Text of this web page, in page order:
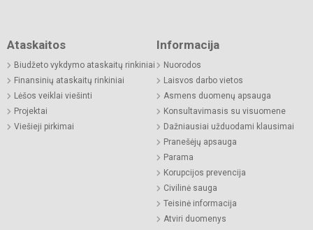
Ataskaitos
Biudžeto vykdymo ataskaitų rinkiniai
Finansinių ataskaitų rinkiniai
Lėšos veiklai viešinti
Projektai
Viešieji pirkimai
Informacija
Nuorodos
Laisvos darbo vietos
Asmens duomenų apsauga
Konsultavimasis su visuomene
Dažniausiai užduodami klausimai
Pranešėjų apsauga
Parama
Korupcijos prevencija
Civilinė sauga
Teisinė informacija
Atviri duomenys